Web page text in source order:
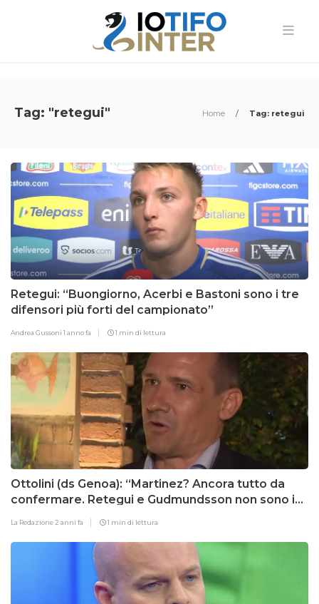
Tag: "retegui" Home / Tag: retegui
Retegui: “Buongiorno, Acerbi e Bastoni sono i tre
difensori più forti del campionato”
Andrea Gussoni1 anno fa 1 min di lettura
Ottolini (ds Genoa): “Martinez? Ancora tutto da
confermare. Retegui e Gudmundsson non sono in
La Redazione 2 anni fa 1 min di lettura